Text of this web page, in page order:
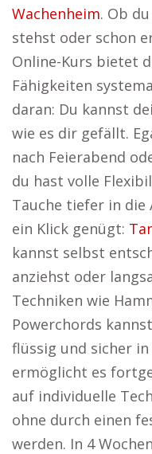
Wachenheim. Ob
stehst oder schon
Online-Kurs bietet
Fähigkeiten
daran: Du kannst
wie es dir gefällt.
nach Feierabend
du hast volle
Tauche tiefer in die
ein Klick genügt:
kannst selbst
anziehst oder
Techniken wie
Powerchords
flüssig und sicher
ermöglicht es
auf individuelle
ohne durch einen
werden. In 4